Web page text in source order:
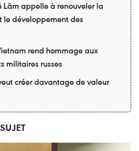
Lâm appelle à renouveler la
le développement des
rend hommage aux
militaires russes
créer davantage de valeur